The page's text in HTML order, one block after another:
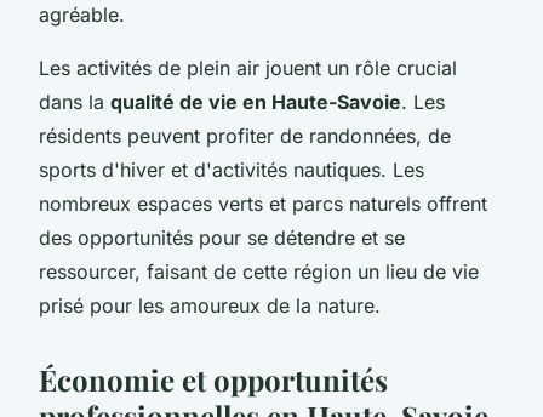
agréable.
Les activités de plein air jouent un rôle crucial
dans la qualité de vie en Haute-Savoie. Les
résidents peuvent profiter de randonnées, de
sports d'hiver et d'activités nautiques. Les
nombreux espaces verts et parcs naturels offrent
des opportunités pour se détendre et se
ressourcer, faisant de cette région un lieu de vie
prisé pour les amoureux de la nature.
Économie et opportunités